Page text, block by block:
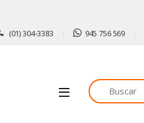
(01) 304-3383 945 756 569